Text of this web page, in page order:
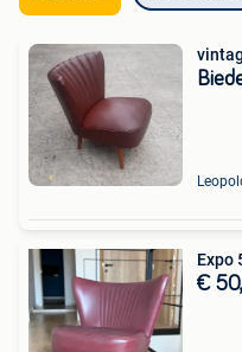
Expo
€